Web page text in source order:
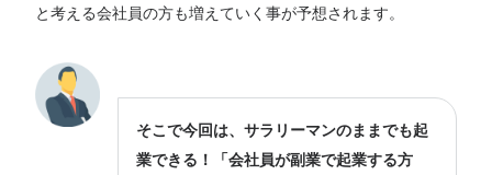
と考える会社員の方も増えていく事が予想されます。
そこで今回は、サラリーマンのままでも起
業できる！「会社員が副業で起業する方